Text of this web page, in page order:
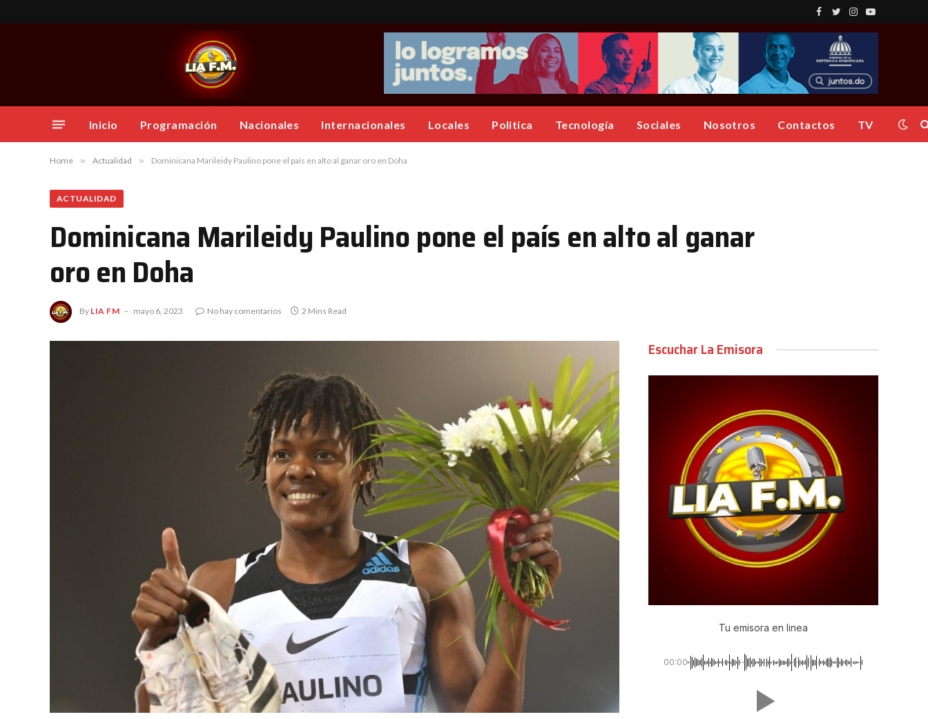
Facebook
TwitterInstagram
YouTube
Inicio Programación Nacionales Internacionales Locales Politica Tecnología Sociales Nosotros Contactos TV
Home » Actualidad » Dominicana Marileidy Paulino pone el país en alto al ganar oro en Doha
ACTUALIDAD
Dominicana Marileidy Paulino pone el país en alto al ganar
oro en Doha
By LIA FM mayo 6, 2023 No hay comentarios 2 Mins Read
Escuchar La Emisora
Tu emisora en linea
00:00